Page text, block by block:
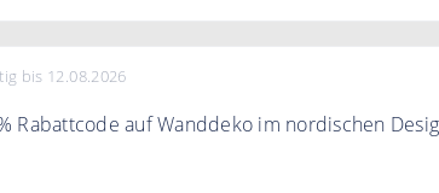
bis 12.08.2026
Rabattcode auf Wanddeko im nordischen